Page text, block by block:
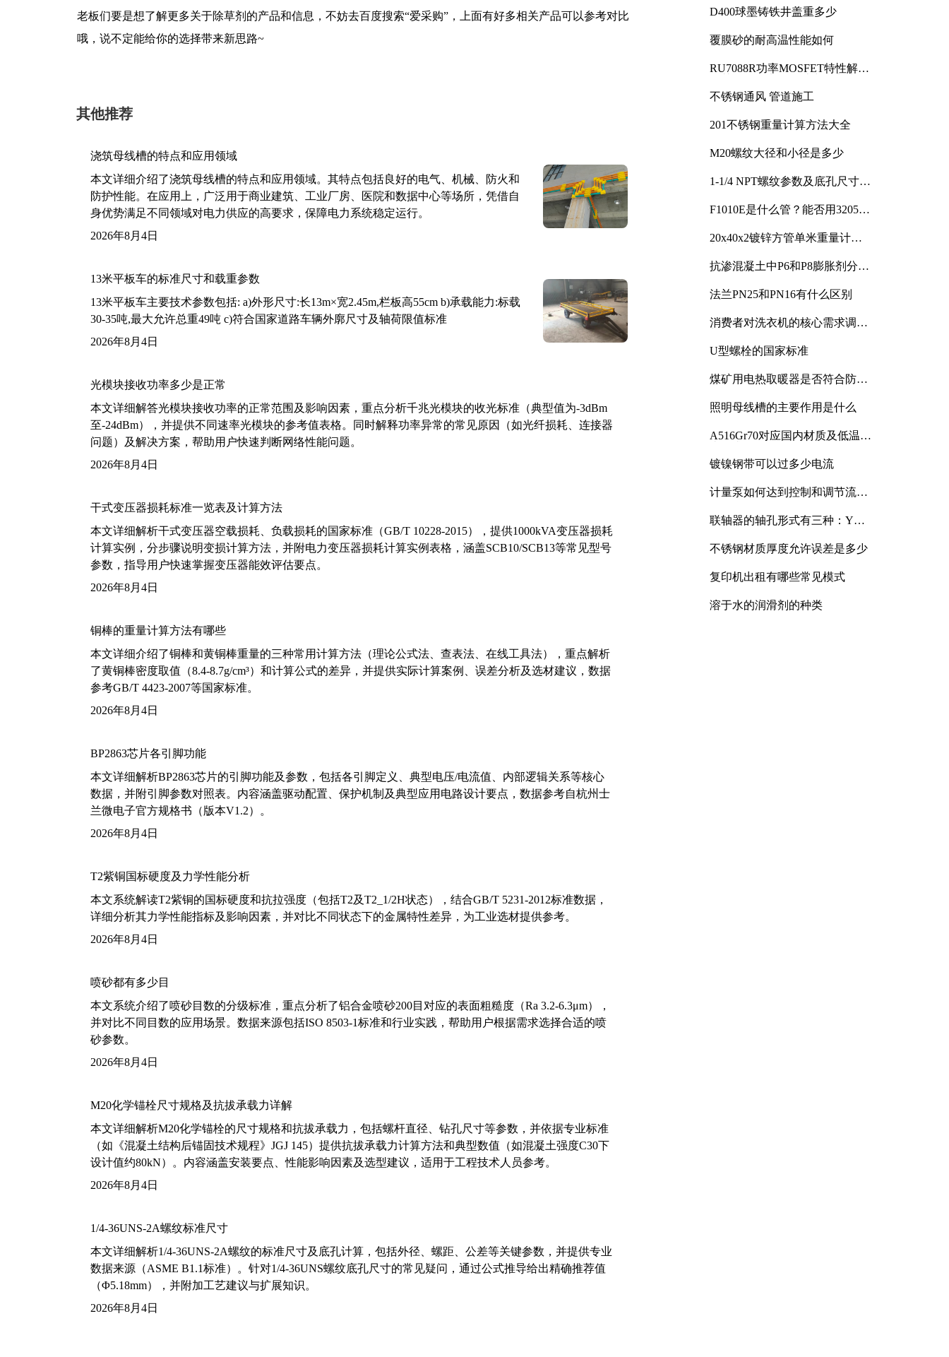
老板们要是想了解更多关于除草剂的产品和信息，不妨去百度搜索“爱采购”，上面有好多相关产品可以参考对比
哦，说不定能给你的选择带来新思路~
其他推荐
浇筑母线槽的特点和应用领域
本文详细介绍了浇筑母线槽的特点和应用领域。其特点包括良好的电气、机械、防火和
防护性能。在应用上，广泛用于商业建筑、工业厂房、医院和数据中心等场所，凭借自
身优势满足不同领域对电力供应的高要求，保障电力系统稳定运行。
2026年8月4日
13米平板车的标准尺寸和载重参数
13米平板车主要技术参数包括: a)外形尺寸:长13m×宽2.45m,栏板高55cm b)承载能力:标载
30-35吨,最大允许总重49吨 c)符合国家道路车辆外廓尺寸及轴荷限值标准
2026年8月4日
光模块接收功率多少是正常
本文详细解答光模块接收功率的正常范围及影响因素，重点分析千兆光模块的收光标准（典型值为-3dBm
至-24dBm），并提供不同速率光模块的参考值表格。同时解释功率异常的常见原因（如光纤损耗、连接器
问题）及解决方案，帮助用户快速判断网络性能问题。
2026年8月4日
干式变压器损耗标准一览表及计算方法
本文详细解析干式变压器空载损耗、负载损耗的国家标准（GB/T 10228-2015），提供1000kVA变压器损耗
计算实例，分步骤说明变损计算方法，并附电力变压器损耗计算实例表格，涵盖SCB10/SCB13等常见型号
参数，指导用户快速掌握变压器能效评估要点。
2026年8月4日
铜棒的重量计算方法有哪些
本文详细介绍了铜棒和黄铜棒重量的三种常用计算方法（理论公式法、查表法、在线工具法），重点解析
了黄铜棒密度取值（8.4-8.7g/cm³）和计算公式的差异，并提供实际计算案例、误差分析及选材建议，数据
参考GB/T 4423-2007等国家标准。
2026年8月4日
BP2863芯片各引脚功能
本文详细解析BP2863芯片的引脚功能及参数，包括各引脚定义、典型电压/电流值、内部逻辑关系等核心
数据，并附引脚参数对照表。内容涵盖驱动配置、保护机制及典型应用电路设计要点，数据参考自杭州士
兰微电子官方规格书（版本V1.2）。
2026年8月4日
T2紫铜国标硬度及力学性能分析
本文系统解读T2紫铜的国标硬度和抗拉强度（包括T2及T2_1/2H状态），结合GB/T 5231-2012标准数据，
详细分析其力学性能指标及影响因素，并对比不同状态下的金属特性差异，为工业选材提供参考。
2026年8月4日
喷砂都有多少目
本文系统介绍了喷砂目数的分级标准，重点分析了铝合金喷砂200目对应的表面粗糙度（Ra 3.2-6.3μm），
并对比不同目数的应用场景。数据来源包括ISO 8503-1标准和行业实践，帮助用户根据需求选择合适的喷
砂参数。
2026年8月4日
M20化学锚栓尺寸规格及抗拔承载力详解
本文详细解析M20化学锚栓的尺寸规格和抗拔承载力，包括螺杆直径、钻孔尺寸等参数，并依据专业标准
（如《混凝土结构后锚固技术规程》JGJ 145）提供抗拔承载力计算方法和典型数值（如混凝土强度C30下
设计值约80kN）。内容涵盖安装要点、性能影响因素及选型建议，适用于工程技术人员参考。
2026年8月4日
1/4-36UNS-2A螺纹标准尺寸
本文详细解析1/4-36UNS-2A螺纹的标准尺寸及底孔计算，包括外径、螺距、公差等关键参数，并提供专业
数据来源（ASME B1.1标准）。针对1/4-36UNS螺纹底孔尺寸的常见疑问，通过公式推导给出精确推荐值
（Φ5.18mm），并附加工艺建议与扩展知识。
2026年8月4日
D400球墨铸铁井盖重多少
覆膜砂的耐高温性能如何
RU7088R功率MOSFET特性解析
不锈钢通风 管道施工
201不锈钢重量计算方法大全
M20螺纹大径和小径是多少
1-1/4 NPT螺纹参数及底孔尺寸详
F1010E是什么管？能否用3205或
20x40x2镀锌方管单米重量计算
抗渗混凝土中P6和P8膨胀剂分别
法兰PN25和PN16有什么区别
消费者对洗衣机的核心需求调研
U型螺栓的国家标准
煤矿用电热取暖器是否符合防爆
照明母线槽的主要作用是什么
A516Gr70对应国内材质及低温冲
镀镍钢带可以过多少电流
计量泵如何达到控制和调节流量
联轴器的轴孔形式有三种：Y
不锈钢材质厚度允许误差是多少
复印机出租有哪些常见模式
溶于水的润滑剂的种类